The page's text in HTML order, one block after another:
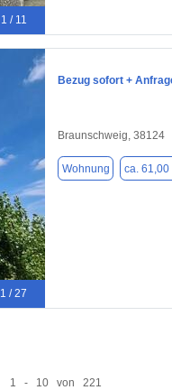
1 / 11
1 / 27
Bezug sofort +
Braunschweig, 38124
Wohnung ca. 61,00
1 - 10 von 221